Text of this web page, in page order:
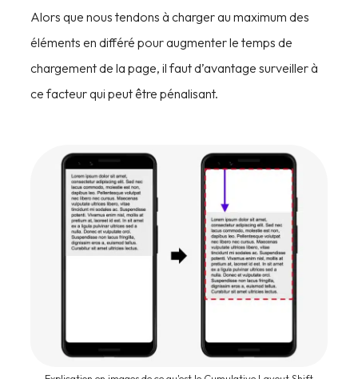
Alors que nous tendons à charger au maximum des
éléments en différé pour augmenter le temps de
chargement de la page, il faut d’avantage surveiller à
ce facteur qui peut être pénalisant.